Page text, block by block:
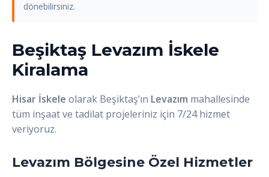
dönebilirsiniz.
Beşiktaş Levazım İskele
Kiralama
Hisar İskele olarak Beşiktaş’ın Levazım mahallesinde
tüm inşaat ve tadilat projeleriniz için 7/24 hizmet
veriyoruz.
Levazım Bölgesine Özel Hizmetler